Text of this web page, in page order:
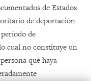
de Estados
de deportación
de
cual no constituye un
que haya